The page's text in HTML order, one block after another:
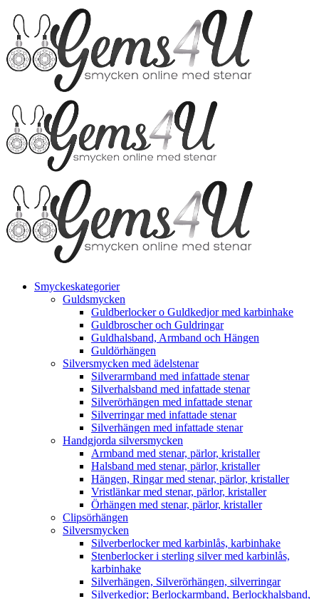
till
innehållet
Smyckeskategorier
Guldsmycken
Guldberlocker o Guldkedjor med karbinhake
Guldbroscher och Guldringar
Guldhalsband, Armband och Hängen
Guldörhängen
Silversmycken med ädelstenar
Silverarmband med infattade stenar
Silverhalsband med infattade stenar
Silverörhängen med infattade stenar
Silverringar med infattade stenar
Silverhängen med infattade stenar
Handgjorda silversmycken
Armband med stenar, pärlor, kristaller
Halsband med stenar, pärlor, kristaller
Hängen, Ringar med stenar, pärlor, kristaller
Vristlänkar med stenar, pärlor, kristaller
Örhängen med stenar, pärlor, kristaller
Clipsörhängen
Silversmycken
Silverberlocker med karbinlås, karbinhake
Stenberlocker i sterling silver med karbinlås,
karbinhake
Silverhängen, Silverörhängen, silverringar
Silverkedjor; Berlockarmband, Berlockhalsband,